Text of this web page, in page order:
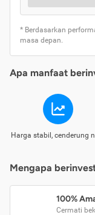
* Berdasarkan
masa depan.
Apa manfaat
Harga stabil, cenderung
Mengapa
100%
Cermati